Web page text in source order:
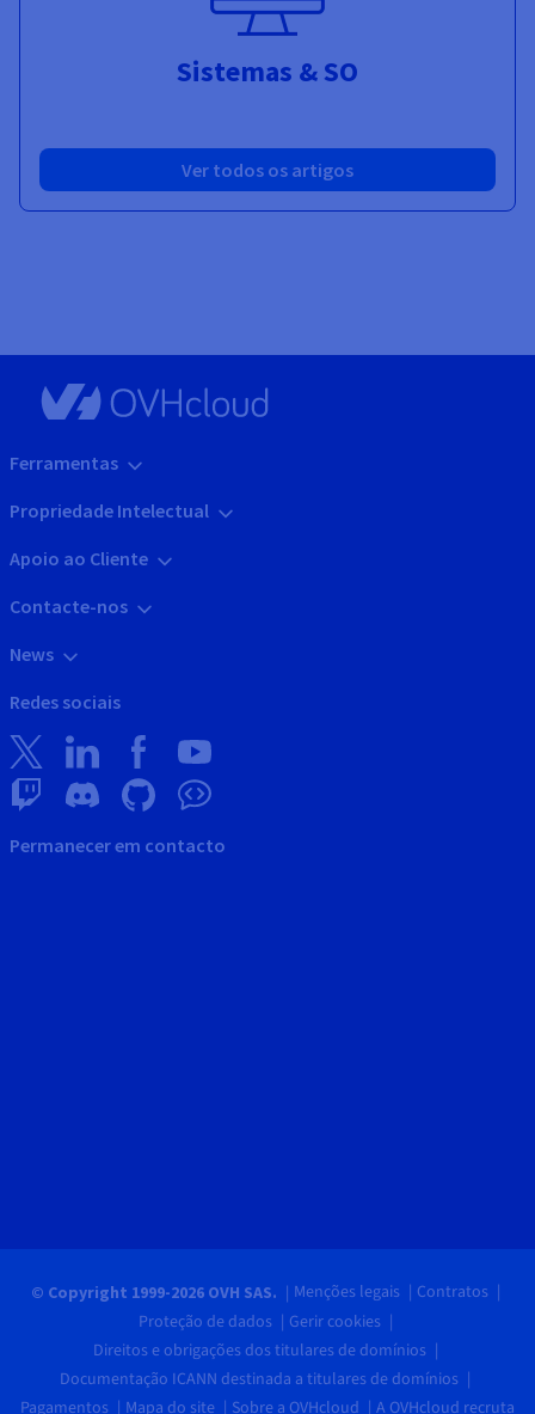
Sistemas & SO
Ver todos os artigos
Ferramentas
Propriedade Intelectual
Apoio ao Cliente
Contacte-nos
News
Redes sociais
Permanecer em contacto
© Copyright 1999-2026 OVH SAS. Menções legais
Contratos
Proteção de dados
Gerir cookies
Direitos e obrigações dos titulares de domínios
Documentação ICANN destinada a titulares de domínios
Pagamentos
Mapa do site Sobre a OVHcloud A OVHcloud recruta